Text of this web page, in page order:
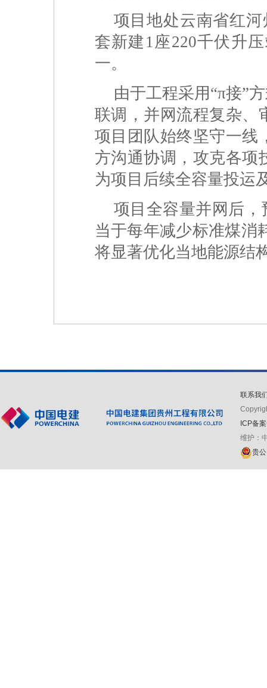
项目地处云南省红
套新建1座220千伏升
一。
由于工程采用“π接”
联调，并网流程复杂、
项目团队始终坚守一线
方沟通协调，攻克各项
为项目后续全容量投运
项目全容量并网后，
当于每年减少标准煤消
将显著优化当地能源结
联系我
ICP备
维护：
贵